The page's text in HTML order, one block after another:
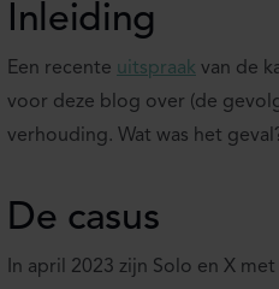
Inleiding
Een recente uitspraak van de
voor deze blog over (de
verhouding. Wat was het
De casus
In april 2023 zijn Solo en X